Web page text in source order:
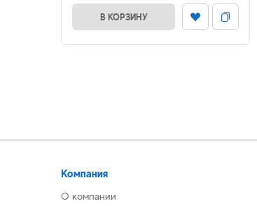
В КОРЗИНУ
Компания
О компании